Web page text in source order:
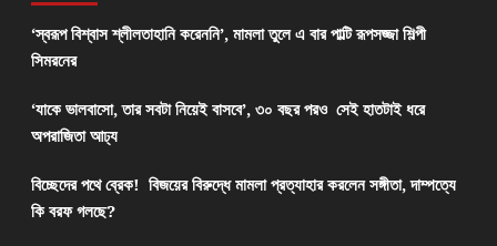
‘স্বরূপ বিশ্বাস শ্লীলতাহানি করেননি’, মামলা তুলে এ বার পাল্টি রূপসজ্জা শিল্পী
সিমরনের
‘যাকে ভালবাসো, তার সবটা নিয়েই বাসবে’, ৩০ বছর পরও সেই হাতটাই ধরে
অপরাজিতা আঢ্য
বিচ্ছেদের পথে ব্রেক! বিজয়ের বিরুদ্ধে মামলা প্রত্যাহার করলেন সঙ্গীতা, দাম্পত্যে
কি বরফ গলছে?